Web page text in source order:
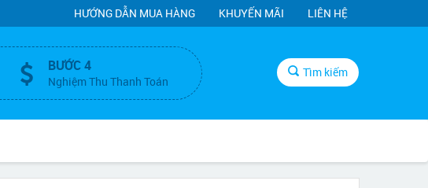
HƯỚNG DẪN MUA HÀNG KHUYẾN MÃI LIÊN HỆ
BƯỚC 4
Nghiệm Thu Thanh Toán
Tìm kiếm